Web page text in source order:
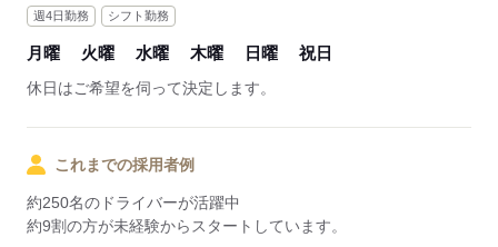
※金土は配送件数が多く稼げるので、原則出勤をお願いしてい
￣￣￣￣￣￣￣￣
08：00～ 出勤・荷物の受け取り
08：30～12：00 配達
12：30～13：00 センターで荷物の受け取り
13：00～16：00 配達
16：00～16：30 センターで荷物の受け取り
週4日勤務 シフト勤務
月曜 火曜 水曜 木曜 日曜 祝日
休日はご希望を伺って決定します。
これまでの採用者例
約250名のドライバーが活躍中
約9割の方が未経験からスタートしています。